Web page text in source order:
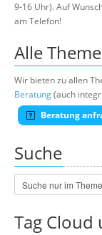
9-16 Uhr). Auf
am Telefon!
Alle
Wir bieten zu allen
Beratung(auch
Beratung
Suche
Tag Cloud